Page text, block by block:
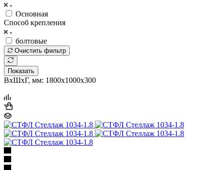
Основная
Cпособ крепления
болтовые
Очистить фильтр
Показать
ВхШхГ, мм: 1800x1000x300